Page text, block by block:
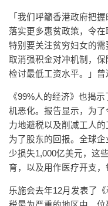
「我们呼籲香港政府把
落实更多惠贫政策，令
特别要关注贫穷妇女的
取消强积金对冲机制，
检讨最低工资水平。」曾
《99%人的经济》也揭
机恶化。报告显示，为
力地避税以及削减工人
为了股东的回报。全球
少损失1,000亿美元，这
育，以及用作医疗开支，
乐施会去年12月发表了